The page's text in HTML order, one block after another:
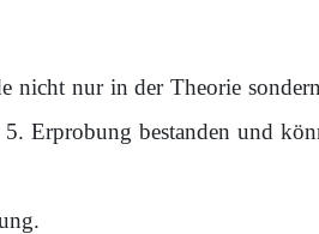
nur in der Theorie
Erprobung bestanden und